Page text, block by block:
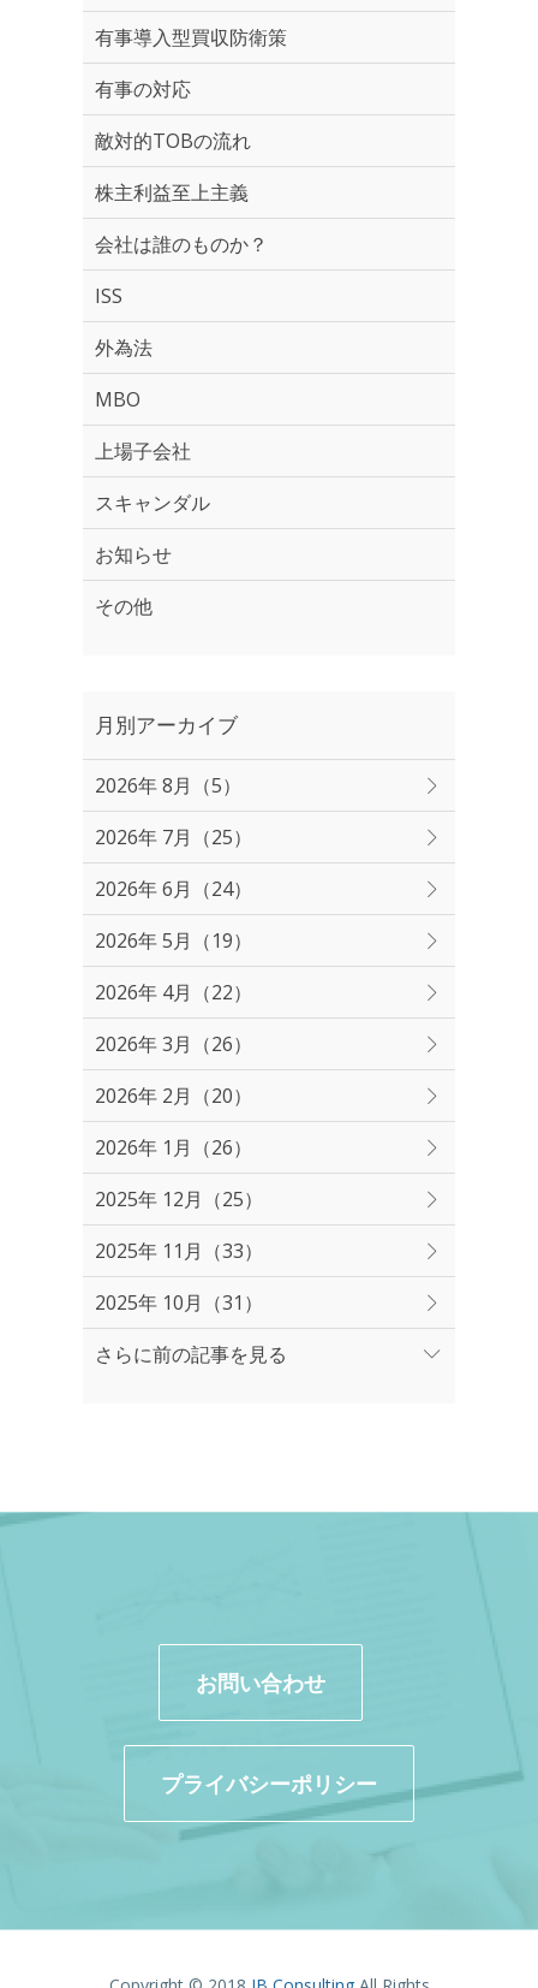
有事導入型買収防衛策
有事の対応
敵対的TOBの流れ
株主利益至上主義
会社は誰のものか？
ISS
外為法
MBO
上場子会社
スキャンダル
お知らせ
その他
月別アーカイブ
2026年 8月（5）
2026年 7月（25）
2026年 6月（24）
2026年 5月（19）
2026年 4月（22）
2026年 3月（26）
2026年 2月（20）
2026年 1月（26）
2025年 12月（25）
2025年 11月（33）
2025年 10月（31）
さらに前の記事を見る
お問い合わせ
プライバシーポリシー